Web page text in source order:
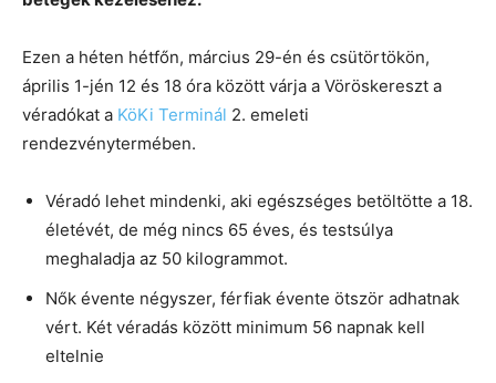
Ezen a héten hétfőn, március 29-én és csütörtökön,
április 1-jén 12 és 18 óra között várja a Vöröskereszt a
véradókat a KöKi Terminál 2. emeleti
rendezvénytermében.
Véradó lehet mindenki, aki egészséges betöltötte a 18.
életévét, de még nincs 65 éves, és testsúlya
meghaladja az 50 kilogrammot.
Nők évente négyszer, férfiak évente ötször adhatnak
vért. Két véradás között minimum 56 napnak kell
eltelnie